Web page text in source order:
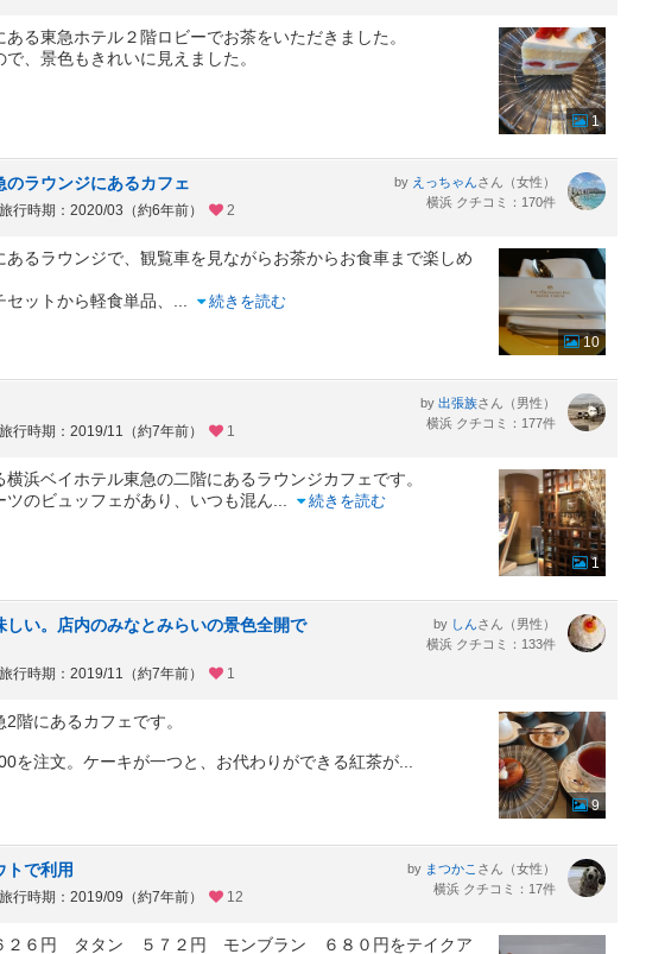
る東急ホテル２階ロビーでお茶をいただきました。
、景色もきれいに見えました。
1
のラウンジにあるカフェ
旅行時期：2020/03（約6年前） 2
by えっちゃんさん（女性）
横浜 クチコミ：170件
あるラウンジで、観覧車を見ながらお茶からお食車まで楽しめ
ットから軽食単品、
続きを読む
10
旅行時期：2019/11（約7年前） 1
by 出張族さん（男性）
横浜 クチコミ：177件
浜ベイホテル東急の二階にあるラウンジカフェです。
ツのビュッフェがあり、いつも混ん
続きを読む
1
しい。店内のみなとみらいの景色全開で
旅行時期：2019/11（約7年前） 1
by しんさん（男性）
横浜 クチコミ：133件
階にあるカフェです。
を注文。ケーキが一つと、お代わりができる紅茶が
9
トで利用
旅行時期：2019/09（約7年前） 12
by まつかこ さん（女性）
横浜 クチコミ：17件
２６円 タタン ５７２円 モンブラン ６８０円をテイクア